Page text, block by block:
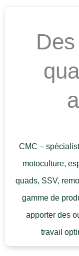
CMC –
motoculture,
quads, SSV,
gamme de
apporter des
travail